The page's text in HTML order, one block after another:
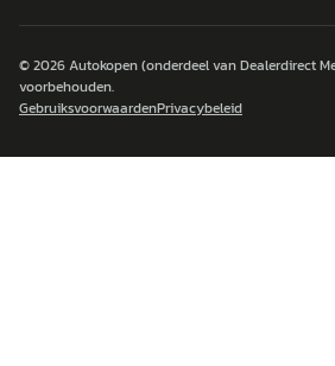
© 2026Autokopen(onderdeel van Dealerdirect
voorbehouden.
GebruiksvoorwaardenPrivacybeleid